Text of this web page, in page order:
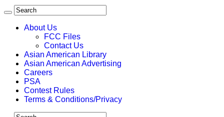
About Us
FCC Files
Contact Us
Asian American Library
Asian American Advertising
Careers
PSA
Contest Rules
Terms & Conditions/Privacy